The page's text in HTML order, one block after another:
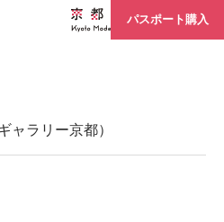
パスポート購入
ャラリー京都）